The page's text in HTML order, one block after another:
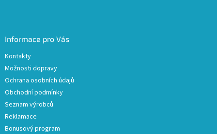
Informace pro Vás
Kontakty
Možnosti dopravy
Ochrana osobních údajů
Obchodní podmínky
Seznam výrobců
Reklamace
Bonusový program